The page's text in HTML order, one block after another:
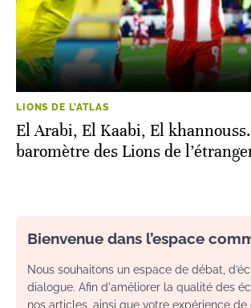
LIONS DE L'ATLAS
El Arabi, El Kaabi, El
baromètre des Lions de
Bienvenue dans l’espace
Nous souhaitons un espace de débat,
dialogue. Afin d'améliorer la qualité des
nos articles, ainsi que votre expérience de